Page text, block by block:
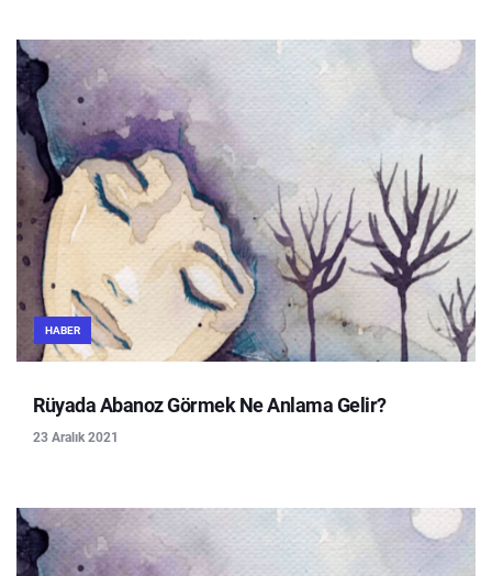
HABER
Rüyada Abanoz Görmek Ne Anlama Gelir?
23 Aralık 2021